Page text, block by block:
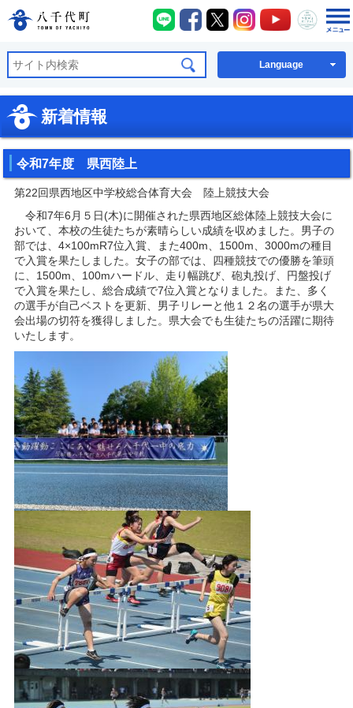
八千代町公式ホームページ
八千代町LINE
八千代町Facebook
八千代町X八千代町Instagram
八千代町
八千
Language
新着情報
令和7年度 県西陸上
第22回県西地区中学校総合体育大会 陸上競技大会
令和7年6月５日(木)に開催された県西地区総体陸上競技大会に
おいて、本校の生徒たちが素晴らしい成績を収めました。男子の
部では、4×100mR7位入賞、また400m、1500m、3000mの種目
で入賞を果たしました。女子の部では、四種競技での優勝を筆頭
に、1500m、100mハードル、走り幅跳び、砲丸投げ、円盤投げ
で入賞を果たし、総合成績で7位入賞となりました。また、多く
の選手が自己ベストを更新、男子リレーと他１２名の選手が県大
会出場の切符を獲得しました。県大会でも生徒たちの活躍に期待
いたします。